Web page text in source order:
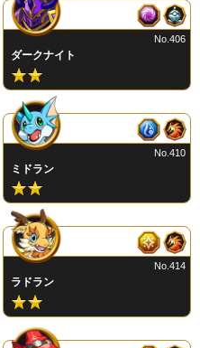
ダークナイト
No.406
ミドラン
No.410
ラドラン
No.414